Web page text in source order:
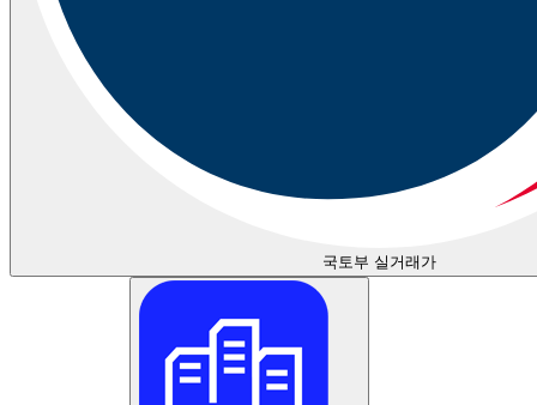
국토부 실거래가